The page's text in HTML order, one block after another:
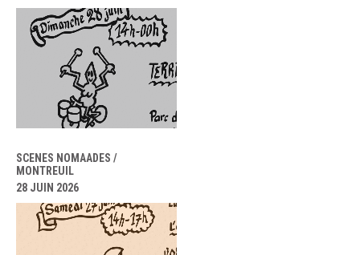
SCENES NOMAADES /
MONTREUIL
28 JUIN 2026